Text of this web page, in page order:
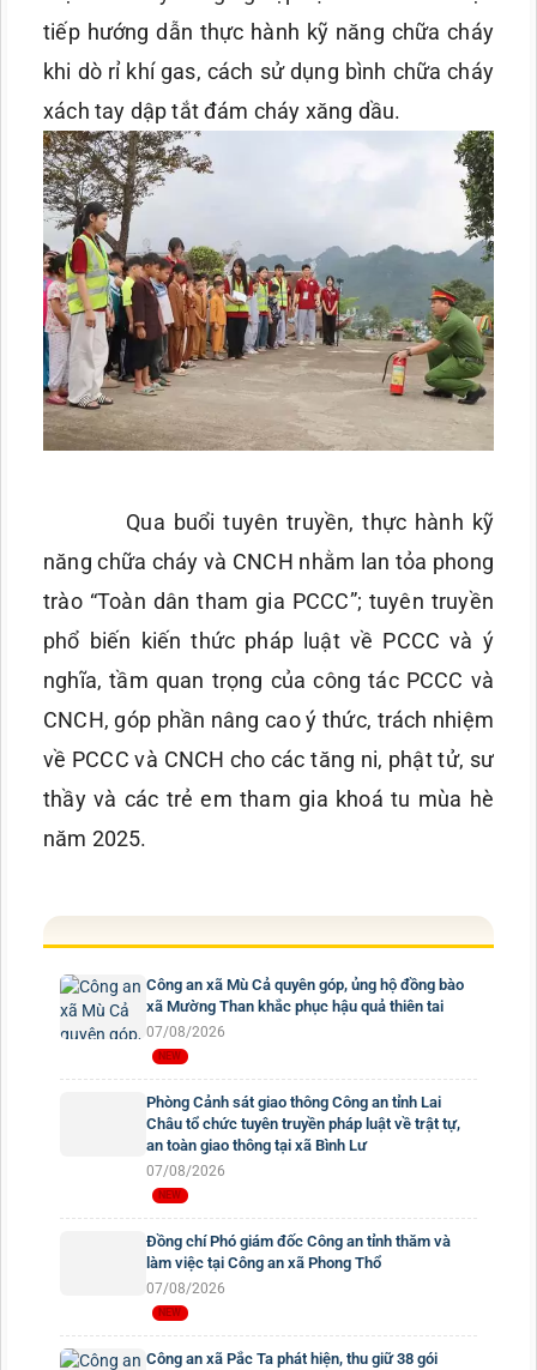
tiếp hướng dẫn thực hành kỹ năng chữa cháy
khi dò rỉ khí gas, cách sử dụng bình chữa cháy
xách tay dập tắt đám cháy xăng dầu.
Qua buổi tuyên truyền, thực hành kỹ
năng chữa cháy và CNCH nhằm lan tỏa phong
trào “Toàn dân tham gia PCCC”; tuyên truyền
phổ biến kiến thức pháp luật về PCCC và ý
nghĩa, tầm quan trọng của công tác PCCC và
CNCH, góp phần nâng cao ý thức, trách nhiệm
về PCCC và CNCH cho các tăng ni, phật tử, sư
thầy và các trẻ em tham gia khoá tu mùa hè
năm 2025.
Công an xã Mù Cả quyên góp, ủng hộ đồng bào
xã Mường Than khắc phục hậu quả thiên tai
07/08/2026
Phòng Cảnh sát giao thông Công an tỉnh Lai
Châu tổ chức tuyên truyền pháp luật về trật tự,
an toàn giao thông tại xã Bình Lư
07/08/2026
Đồng chí Phó giám đốc Công an tỉnh thăm và
làm việc tại Công an xã Phong Thổ
07/08/2026
Công an xã Pắc Ta phát hiện, thu giữ 38 gói